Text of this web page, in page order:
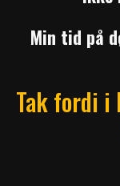
Min tid på
Tak fordi i